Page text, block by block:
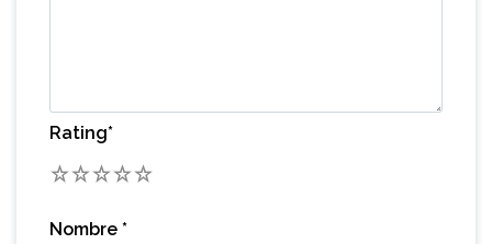
Rating*
5
4
3
2
Nombre *